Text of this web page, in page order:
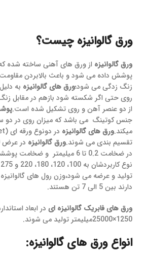
ورق گالوانیزه چیست؟
ورق گالوانیزه از ورق های آهنی ساخته شده
پوشش داده می شود و باعث بالابردن
زنگ زدگی می شود؛ورق های گالوانیزه به
روی حتی اگر شکسته شود بازهم در مقابل
از دو عنصر آهن و روی تشکیل شده است.
جنس کوتینگ می باشد که میزان روی در
میکند.ورق های گالوانیزه
تقسیم بندی می شوند.ورق گالوانیزه
در ضخامت 0.2 تا 6 میلیمتر و
تولید و عرضه می شود،وزن رول های
دارند بین 5 الی 7 تن هستند.
ورق های فابریک گالوانیزه ای
1250×25000میلیمتر تولید می شوند.
انواع ورق های گالوانیزه: